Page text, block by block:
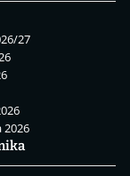
27
2026